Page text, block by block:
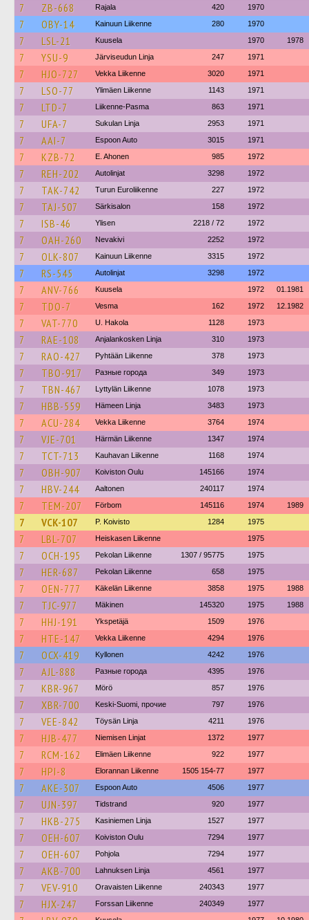
7 ZB-668 Rajala 420 1970
7 OBY-14 Kainuun Liikenne 280 1970
7 LSL-21 Kuusela 1970 1978
7 YSU-9 Järviseudun Linja 247 1971
7 HJO-727 Vekka Liikenne 3020 1971
7 LSO-77 Ylimäen Liikenne 1143 1971
7 LTD-7 Liikenne-Pasma 863 1971
7 UFA-7 Sukulan Linja 2953 1971
7 AAI-7 Espoon Auto 3015 1971
7 KZB-72 E. Ahonen 985 1972
7 REH-202 Autolinjat 3298 1972
7 TAK-742 Turun Euroliikenne 227 1972
7 TAJ-507 Särkisalon 158 1972
7 ISB-46 Ylisen 2218 / 72 1972
7 OAH-260 Nevakivi 2252 1972
7 OLK-807 Kainuun Liikenne 3315 1972
7 RS-545 Autolinjat 3298 1972
7 ANV-766 Kuusela 1972 01.1981
7 TDO-7 Vesma 162 1972 12.1982
7 VAT-770 U. Hakola 1128 1973
7 RAE-108 Anjalankosken Linja 310 1973
7 RAO-427 Pyhtään Liikenne 378 1973
7 TBO-917 Разные города 349 1973
7 TBN-467 Lyttylän Liikenne 1078 1973
7 HBB-559 Hämeen Linja 3483 1973
7 ACU-284 Vekka Liikenne 3764 1974
7 VJE-701 Härmän Liikenne 1347 1974
7 TCT-713 Kauhavan Liikenne 1168 1974
7 OBH-907 Koiviston Oulu 145166 1974
7 HBV-244 Aaltonen 240117 1974
7 TEM-207 Förbom 145116 1974 1989
7 VCK-107 P. Koivisto 1284 1975
7 LBL-707 Heiskasen Liikenne 1975
7 OCH-195 Pekolan Liikenne 1307 / 95775 1975
7 HER-687 Pekolan Liikenne 658 1975
7 OEN-777 Käkelän Liikenne 3858 1975 1988
7 TJC-977 Mäkinen 145320 1975 1988
7 HHJ-191 Ykspetäjä 1509 1976
7 HTE-147 Vekka Liikenne 4294 1976
7 OCX-419 Kyllonen 4242 1976
7 AJL-888 Разные города 4395 1976
7 KBR-967 Mörö 857 1976
7 XBR-700 Keski-Suomi, прочие 797 1976
7 VEE-842 Töysän Linja 4211 1976
7 HJB-477 Niemisen Linjat 1372 1977
7 RCM-162 Elimäen Liikenne 922 1977
7 HPI-8 Elorannan Liikenne 1505 154-77 1977
7 AKE-307 Espoon Auto 4506 1977
7 UJN-397 Tidstrand 920 1977
7 HKB-275 Kasiniemen Linja 1527 1977
7 OEH-607 Koiviston Oulu 7294 1977
7 OEH-607 Pohjola 7294 1977
7 AKB-700 Lahnuksen Linja 4561 1977
7 VEV-910 Oravaisten Liikenne 240343 1977
7 HJX-247 Forssan Liikenne 240349 1977